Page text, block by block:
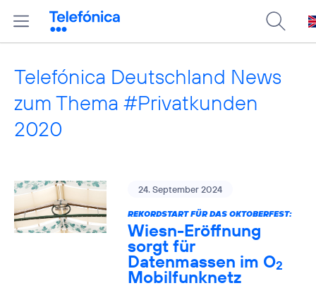
Telefónica Deutschland News
zum Thema #Privatkunden
2020
24. September 2024
REKORDSTART FÜR DAS OKTOBERFEST:
Wiesn-Eröffnung
sorgt für
Datenmassen im O2
Mobilfunknetz